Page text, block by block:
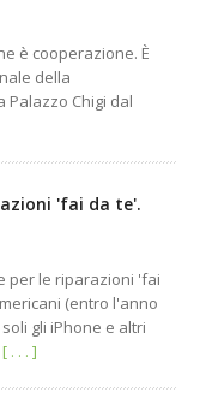
è cooperazione. È
della
Palazzo Chigi dal
'fai da te'.
per le riparazioni 'fai
(entro l'anno
gli iPhone e altri
[ . . . ]